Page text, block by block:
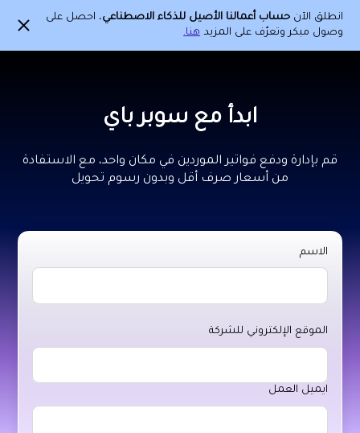
انطلق الآن حساب أعمالنا الأصيل للذكاء الاصطناعي، احصل على
وصول مبكر وتعرّف على المزيد هنا.
ابدأ مع سوبر باي
قم بإدارة ودفع فواتير الموردين في مكان واحد، مع الاستفادة
من أسعار صرف أقل وبدون رسوم تحويل
الاسم
الموقع الإلكتروني للشركة
ايميل العمل